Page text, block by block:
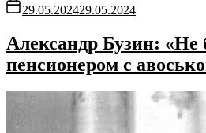
29.05.202429.05.2024
Александр Бузин: «Не
пенсионером с